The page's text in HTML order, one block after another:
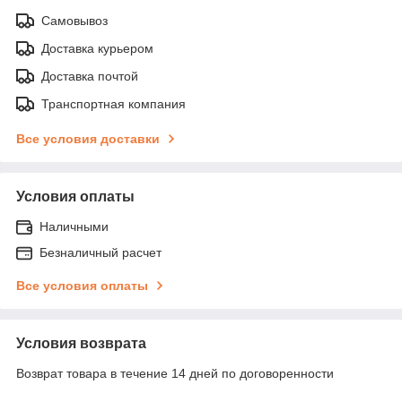
Самовывоз
Доставка курьером
Доставка почтой
Транспортная компания
Все условия доставки
Условия оплаты
Наличными
Безналичный расчет
Все условия оплаты
Условия возврата
Возврат товара в течение 14 дней по договоренности